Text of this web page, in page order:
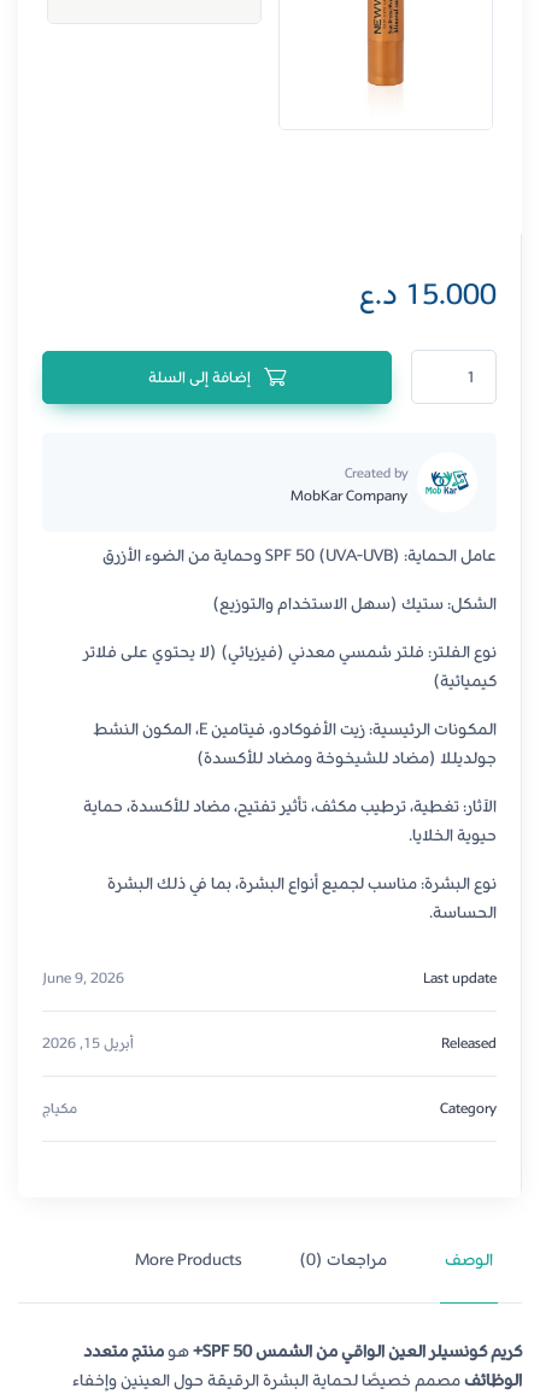
15.000 د.ع
كمية كريم نيوويل الواقي من الشمس للعينين مع عامل حماية من الشمس 50+
Created by
MobKar Company
عامل الحماية: SPF 50 (UVA-UVB) وحماية من الضوء الأزرق
الشكل: ستيك (سهل الاستخدام والتوزيع)
نوع الفلتر: فلتر شمسي معدني (فيزيائي) (لا يحتوي على فلاتر
كيميائية)
المكونات الرئيسية: زيت الأفوكادو، فيتامين E، المكون النشط
جولديللا (مضاد للشيخوخة ومضاد للأكسدة)
الآثار: تغطية، ترطيب مكثف، تأثير تفتيح، مضاد للأكسدة، حماية
حيوية الخلايا.
نوع البشرة: مناسب لجميع أنواع البشرة، بما في ذلك البشرة
الحساسة.
Last update
June 9, 2026
Released أبريل 15, 2026
Category مكياج
الوصف مراجعات (0) More Products
كريم كونسيلر العين الواقي من الشمس SPF 50+ هومنتج متعدد
الوظائفمصمم خصيصًا لحماية البشرة الرقيقة حول العينين وإخفاء